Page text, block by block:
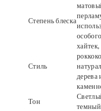
Степень блеска
Стиль
дерева
Тон